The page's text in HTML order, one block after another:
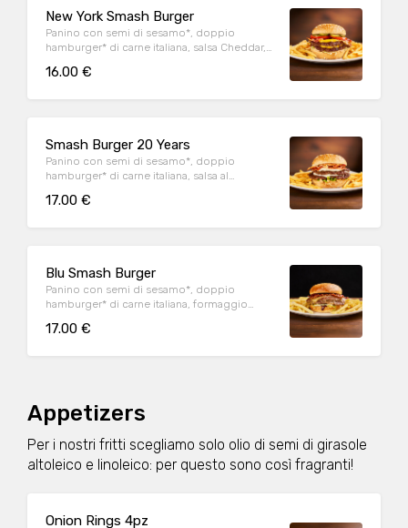
New York Smash Burger
Panino con semi di sesamo*, doppio
hamburger* di carne italiana, salsa Cheddar,
iceberg e cetriolini, accompagnato da
16.00 €
Smash Burger 20 Years
Panino con semi di sesamo*, doppio
hamburger* di carne italiana, salsa al
insalata iceberg, salsa maionese senapata
17.00 €
Blu Smash Burger
Panino con semi di sesamo*, doppio
hamburger* di carne italiana, formaggio
insalata iceberg, servito con patate* Fries e
17.00 €
Appetizers
Per i nostri fritti scegliamo solo olio di semi di girasole
altoleico e linoleico: per questo sono così fragranti!
Onion Rings 4pz